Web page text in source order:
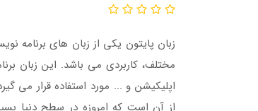
زبان پایتون یکی از زبان های برنامه
مختلف، کاربردی می باشد. این زبان
از آن است که امروزه در سطح دنیا